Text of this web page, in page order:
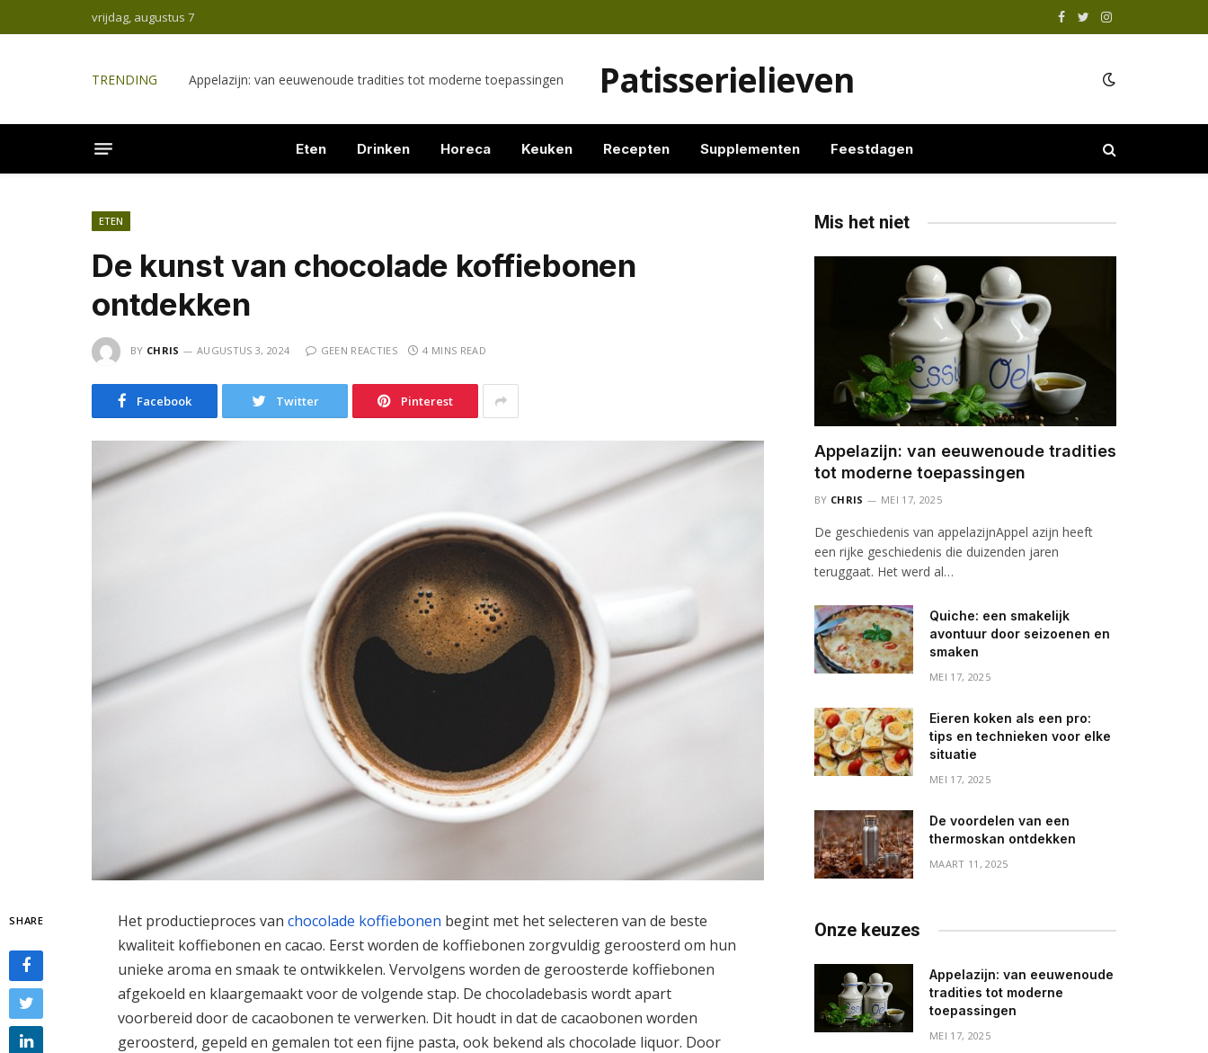
vrijdag, augustus 7 Facebook
TwitterInstagram
TRENDING Appelazijn: van eeuwenoude tradities tot moderne toepassingen Patisserielieven
Eten Drinken Horeca Keuken Recepten Supplementen Feestdagen
ETEN
De kunst van chocolade koffiebonen
ontdekken
BY CHRIS AUGUSTUS 3, 2024 GEEN REACTIES 4 MINS READ
Facebook Twitter Pinterest
SHARE Het productieproces vanchocolade koffiebonen begint met het selecteren van de beste
kwaliteit koffiebonen en cacao. Eerst worden de koffiebonen zorgvuldig geroosterd om hun
unieke aroma en smaak te ontwikkelen. Vervolgens worden de geroosterde koffiebonen
afgekoeld en klaargemaakt voor de volgende stap. De chocoladebasis wordt apart
voorbereid door de cacaobonen te verwerken. Dit houdt in dat de cacaobonen worden
geroosterd, gepeld en gemalen tot een fijne pasta, ook bekend als chocolade liquor. Door
Mis het niet
Appelazijn: van eeuwenoude tradities
tot moderne toepassingen
BY CHRIS MEI 17, 2025
De geschiedenis van appelazijnAppel azijn heeft
een rijke geschiedenis die duizenden jaren
teruggaat. Het werd al…
Quiche: een smakelijk
avontuur door seizoenen en
smaken
MEI 17, 2025
Eieren koken als een pro:
tips en technieken voor elke
situatie
MEI 17, 2025
De voordelen van een
thermoskan ontdekken
MAART 11, 2025
Onze keuzes
Appelazijn: van eeuwenoude
tradities tot moderne
toepassingen
MEI 17, 2025